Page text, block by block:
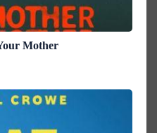
Mother